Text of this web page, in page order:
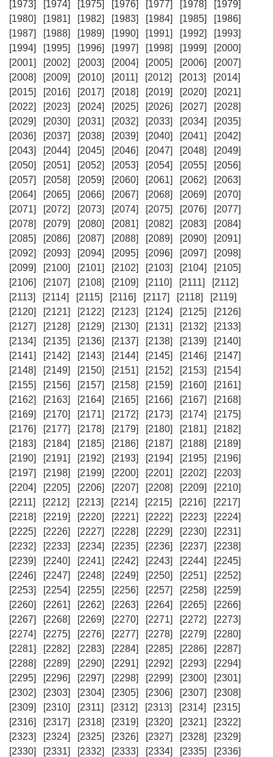
[1973] [1974] [1975] [1976] [1977] [1978]
[1979]
[1980]
[1981] [1982] [1983] [1984] [1985]
[1986]
[1987]
[1988] [1989] [1990] [1991] [1992]
[1993]
[1994]
[1995] [1996] [1997] [1998] [1999]
[2000]
[2001]
[2002] [2003] [2004] [2005] [2006]
[2007]
[2008]
[2009] [2010] [2011] [2012] [2013]
[2014]
[2015]
[2016] [2017] [2018] [2019] [2020]
[2021]
[2022]
[2023] [2024] [2025] [2026] [2027]
[2028]
[2029]
[2030] [2031] [2032] [2033] [2034]
[2035]
[2036]
[2037] [2038] [2039] [2040] [2041]
[2042]
[2043]
[2044] [2045] [2046] [2047] [2048]
[2049]
[2050]
[2051] [2052] [2053] [2054] [2055]
[2056]
[2057]
[2058] [2059] [2060] [2061] [2062]
[2063]
[2064]
[2065] [2066] [2067] [2068] [2069]
[2070]
[2071]
[2072] [2073] [2074] [2075] [2076]
[2077]
[2078]
[2079] [2080] [2081] [2082] [2083]
[2084]
[2085]
[2086] [2087] [2088] [2089] [2090]
[2091]
[2092]
[2093] [2094] [2095] [2096] [2097]
[2098]
[2099]
[2100] [2101] [2102] [2103] [2104]
[2105]
[2106]
[2107] [2108] [2109] [2110] [2111]
[2112]
[2113]
[2114] [2115] [2116] [2117] [2118]
[2119]
[2120]
[2121] [2122] [2123] [2124] [2125]
[2126]
[2127]
[2128] [2129] [2130] [2131] [2132]
[2133]
[2134]
[2135] [2136] [2137] [2138] [2139]
[2140]
[2141]
[2142] [2143] [2144] [2145] [2146]
[2147]
[2148]
[2149] [2150] [2151] [2152] [2153]
[2154]
[2155]
[2156] [2157] [2158] [2159] [2160]
[2161]
[2162]
[2163] [2164] [2165] [2166] [2167]
[2168]
[2169]
[2170] [2171] [2172] [2173] [2174]
[2175]
[2176]
[2177] [2178] [2179] [2180] [2181]
[2182]
[2183]
[2184] [2185] [2186] [2187] [2188]
[2189]
[2190]
[2191] [2192] [2193] [2194] [2195]
[2196]
[2197]
[2198] [2199] [2200] [2201] [2202]
[2203]
[2204]
[2205] [2206] [2207] [2208] [2209]
[2210]
[2211]
[2212] [2213] [2214] [2215] [2216]
[2217]
[2218]
[2219] [2220] [2221] [2222] [2223]
[2224]
[2225]
[2226] [2227] [2228] [2229] [2230]
[2231]
[2232]
[2233] [2234] [2235] [2236] [2237]
[2238]
[2239]
[2240] [2241] [2242] [2243] [2244]
[2245]
[2246]
[2247] [2248] [2249] [2250] [2251]
[2252]
[2253]
[2254] [2255] [2256] [2257] [2258]
[2259]
[2260]
[2261] [2262] [2263] [2264] [2265]
[2266]
[2267]
[2268] [2269] [2270] [2271] [2272]
[2273]
[2274]
[2275] [2276] [2277] [2278] [2279]
[2280]
[2281]
[2282] [2283] [2284] [2285] [2286]
[2287]
[2288]
[2289] [2290] [2291] [2292] [2293]
[2294]
[2295]
[2296] [2297] [2298] [2299] [2300]
[2301]
[2302]
[2303] [2304] [2305] [2306] [2307]
[2308]
[2309]
[2310] [2311] [2312] [2313] [2314]
[2315]
[2316]
[2317] [2318] [2319] [2320] [2321]
[2322]
[2323]
[2324] [2325] [2326] [2327] [2328]
[2329]
[2330]
[2331] [2332] [2333] [2334] [2335]
[2336]